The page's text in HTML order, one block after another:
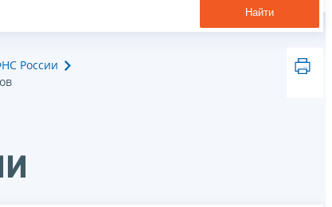
Найти
России